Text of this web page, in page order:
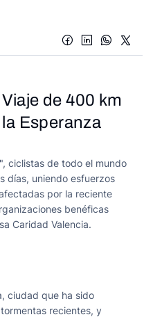
Un
de 400 km
Esperanza
ciclistas de todo el mundo
días, uniendo esfuerzos
por la reciente
benéficas
Caridad Valencia.
ciudad que ha sido
recientes, y